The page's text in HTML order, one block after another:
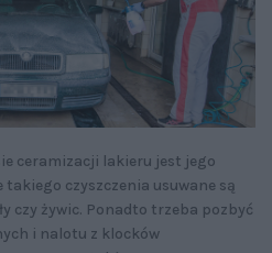
ceramizacji lakieru jest jego
czyszczenia usuwane są
czy żywic. Ponadto trzeba pozbyć
i nalotu z klocków